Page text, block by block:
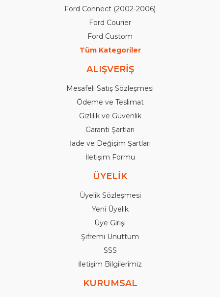
Ford Connect (2002-2006)
Ford Courier
Ford Custom
Tüm Kategoriler
ALIŞVERİŞ
Mesafeli Satış Sözleşmesi
Ödeme ve Teslimat
Gizlilik ve Güvenlik
Garanti Şartları
İade ve Değişim Şartları
İletişim Formu
ÜYELİK
Üyelik Sözleşmesi
Yeni Üyelik
Üye Girişi
Şifremi Unuttum
SSS
İletişim Bilgilerimiz
KURUMSAL